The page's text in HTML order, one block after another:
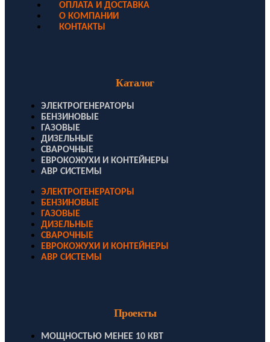
ОПЛАТА И ДОСТАВКА
О КОМПАНИИ
КОНТАКТЫ
Каталог
ЭЛЕКТРОГЕНЕРАТОРЫ
БЕНЗИНОВЫЕ
ГАЗОВЫЕ
ДИЗЕЛЬНЫЕ
СВАРОЧНЫЕ
ЕВРОКОЖУХИ И КОНТЕЙНЕРЫ
АВР СИСТЕМЫ
ЭЛЕКТРОГЕНЕРАТОРЫ
БЕНЗИНОВЫЕ
ГАЗОВЫЕ
ДИЗЕЛЬНЫЕ
СВАРОЧНЫЕ
ЕВРОКОЖУХИ И КОНТЕЙНЕРЫ
АВР СИСТЕМЫ
Проекты
МОЩНОСТЬЮ МЕНЕЕ 10 КВТ